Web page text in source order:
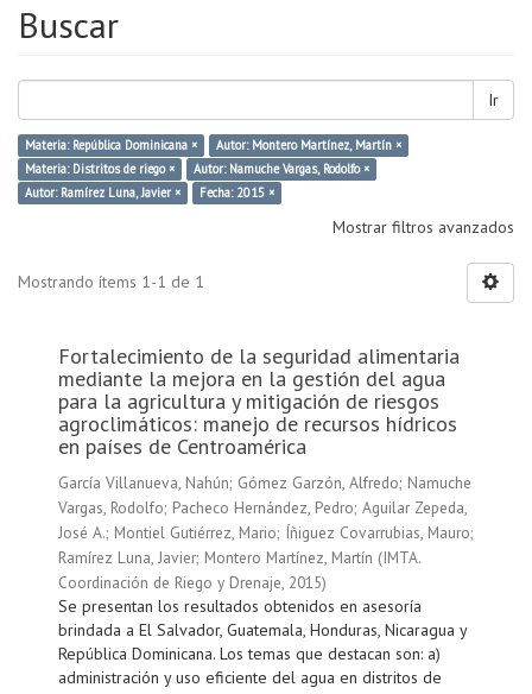
Buscar
Ir
Materia: República Dominicana ×
Autor: Montero Martínez, Martín ×
Materia: Distritos de riego ×
Autor: Namuche Vargas, Rodolfo ×
Autor: Ramírez Luna, Javier ×
Fecha: 2015 ×
Mostrar filtros avanzados
Mostrando ítems 1-1 de 1
Fortalecimiento de la seguridad alimentaria
mediante la mejora en la gestión del agua
para la agricultura y mitigación de riesgos
agroclimáticos: manejo de recursos hídricos
en países de Centroamérica
García Villanueva, Nahún; Gómez Garzón, Alfredo; Namuche
Vargas, Rodolfo; Pacheco Hernández, Pedro; Aguilar Zepeda,
José A.; Montiel Gutiérrez, Mario; Íñiguez Covarrubias, Mauro;
Ramírez Luna, Javier; Montero Martínez, Martín (IMTA.
Coordinación de Riego y Drenaje, 2015)
Se presentan los resultados obtenidos en asesoría
brindada a El Salvador, Guatemala, Honduras, Nicaragua y
República Dominicana. Los temas que destacan son: a)
administración y uso eficiente del agua en distritos de